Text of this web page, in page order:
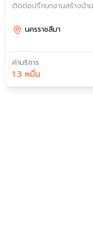
ติดต่อปรึกษางานสร้างบ้า
นครราชสีมา
ค่าบริการ
1.3 หมื่น